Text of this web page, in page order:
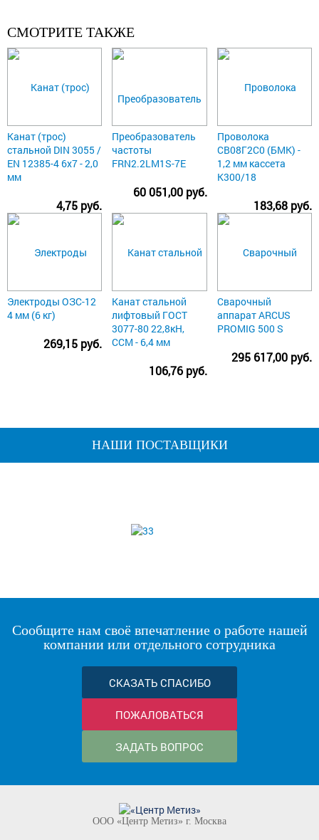
СМОТРИТЕ ТАКЖЕ
Канат (трос)
стальной DIN 3055 /
EN 12385-4 6x7 - 2,0
мм
4,75 руб.
Преобразователь
частоты
FRN2.2LM1S-7E
60 051,00 руб.
Проволока
СВ08Г2С0 (БМК) -
1,2 мм кассета
К300/18
183,68 руб.
Электроды ОЗС-12
4 мм (6 кг)
269,15 руб.
Канат стальной
лифтовый ГОСТ
3077-80 22,8кН,
ССМ - 6,4 мм
106,76 руб.
Сварочный
аппарат ARCUS
PROMIG 500 S
295 617,00 руб.
НАШИ ПОСТАВЩИКИ
Сообщите нам своё впечатление о работе нашей
компании или отдельного сотрудника
СКАЗАТЬ СПАСИБО
ПОЖАЛОВАТЬСЯ
ЗАДАТЬ ВОПРОС
ООО «Центр Метиз» г. Москва